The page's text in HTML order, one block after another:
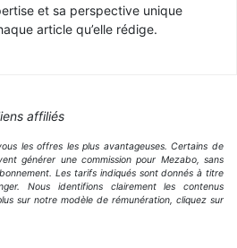
et sa perspective unique
article qu’elle rédige.
affiliés
les offres les plus avantageuses. Certains de
générer une commission pour Mezabo, sans
Les tarifs indiqués sont donnés à titre
Nous identifions clairement les contenus
sur notre modèle de rémunération, cliquez sur